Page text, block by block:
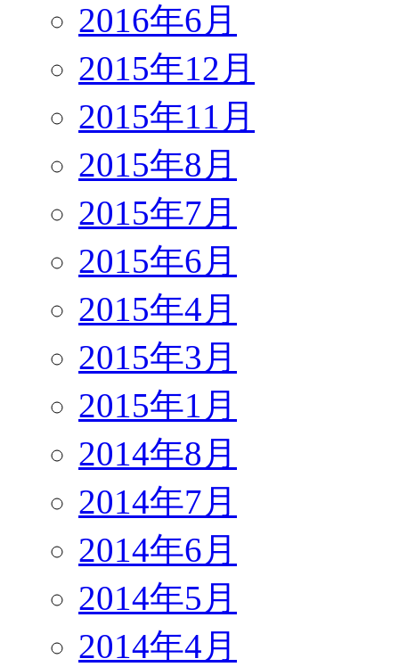
2016年6月
2015年12月
2015年11月
2015年8月
2015年7月
2015年6月
2015年4月
2015年3月
2015年1月
2014年8月
2014年7月
2014年6月
2014年5月
2014年4月